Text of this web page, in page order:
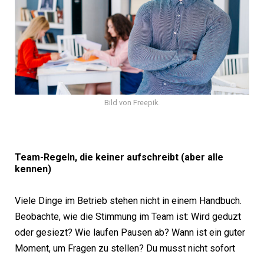
Bild von Freepik.
Team-Regeln, die keiner aufschreibt (aber alle
kennen)
Viele Dinge im Betrieb stehen nicht in einem Handbuch.
Beobachte, wie die Stimmung im Team ist: Wird geduzt
oder gesiezt? Wie laufen Pausen ab? Wann ist ein guter
Moment, um Fragen zu stellen? Du musst nicht sofort